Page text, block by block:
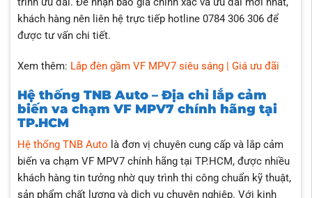
khách hàng nên liên hệ trực tiếp hotline 0784 306 306 để
được tư vấn chi tiết.
Xem thêm: Lắp đèn gầm VF MPV7 siêu sáng | Giá ưu đãi
Hệ thống TNB Auto – Địa chỉ lắp cảm
biến va chạm VF MPV7 chính hãng tại
TP.HCM
Hệ thống TNB Auto là đơn vị chuyên cung cấp và lắp cảm
biến va chạm VF MPV7 chính hãng tại TP.HCM, được nhiều
khách hàng tin tưởng nhờ quy trình thi công chuẩn kỹ thuật,
sản phẩm chất lượng và dịch vụ chuyên nghiệp. Với kinh